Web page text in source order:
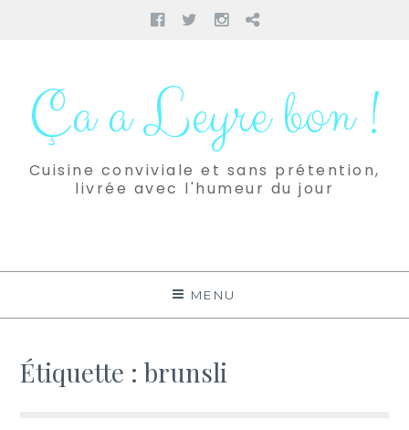
Facebook
TwitterInstagram
Pinterest
contenuÇa a Leyre bon !
Cuisine conviviale et sans prétention,
livrée avec l'humeur du jour
MENU
Étiquette :brunsli